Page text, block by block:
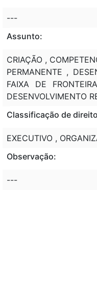
---
Assunto:
CRIAÇÃO ,
PERMANENTE ,
FAIXA DE
DESENVOLVIMENTO
Classificação de
EXECUTIVO ,
Observação:
---